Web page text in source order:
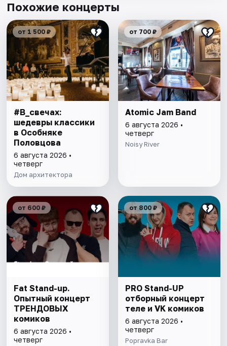
Похожие концерты
от 1 500 ₽
#В_свечах:
шедевры классики
в Особняке
Половцова
6 августа 2026 •
четверг
Дом архитектора
от 700 ₽
Atomic Jam Band
6 августа 2026 •
четверг
Noisy River
от 600 ₽
Fat Stand-up.
Опытный концерт
ТРЕНДОВЫХ
комиков
6 августа 2026 •
четверг
от 800 ₽
PRO Stand-UP
отборный концерт
теле и VK комиков
6 августа 2026 •
четверг
Popravka Bar